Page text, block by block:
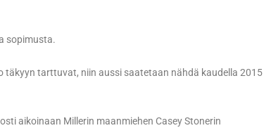
sopimusta.
täkyyn tarttuvat, niin aussi saatetaan nähdä kaudella 2015
aikoinaan Millerin maanmiehen Casey Stonerin